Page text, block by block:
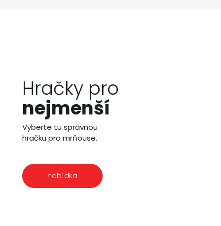
Hračky pro
nejmenší
Vyberte tu správnou
hračku pro mrňouse.
nabídka